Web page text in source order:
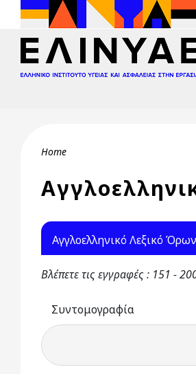
Skip to main content
Breadcrumb
Home
Primary tabs
Αγγλοελληνικό Λεξικό Όρων
Βλέπετε τις εγγραφές : 151 -
Συντομογραφία